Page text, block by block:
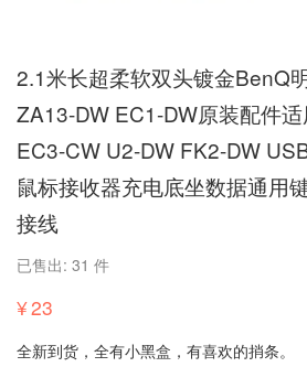
2.1米长超柔软双头镀金BenQ
ZA13-DW EC1-DW原装配件
EC3-CW U2-DW FK2-DW
鼠标接收器充电底坐数据通用
接线
已售出: 31 件
¥23
全新到货，全有小黑盒，有喜欢的捎条。